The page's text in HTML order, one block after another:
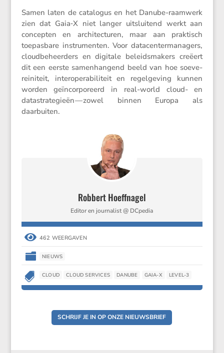
Samen laten de catalogus en het Danube-raamwerk
zien dat Gaia‑X niet langer uitslui­tend werkt aan
concepten en archi­tec­turen, maar aan praktisch
toepas­bare instru­menten. Voor datacenter­managers,
cloud­be­heer­ders en digitale beleids­ma­kers creëert
dit een eerste samen­han­gend beeld van hoe soeve­
rei­ni­teit, inter­o­pe­ra­bi­li­teit en regel­ge­ving kunnen
worden geïncor­po­reerd in real-world cloud- en
datastra­te­gieën — zowel binnen Europa als
daarbuiten.
Robbert Hoeffnagel
Editor en journalist @ DCpedia
 462 WEERGAVEN
 NIEUWS
 CLOUD CLOUD SERVICES DANUBE GAIA-X LEVEL-3
SCHRIJF JE IN OP ONZE NIEUWSBRIEF